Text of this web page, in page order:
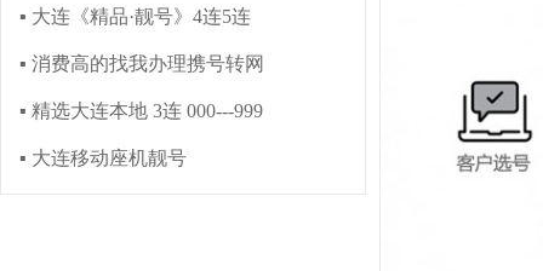
▪ 大连《精品·靓号》4连5连
▪ 消费高的找我办理携号转网
▪ 精选大连本地 3连 000---999
▪ 大连移动座机靓号